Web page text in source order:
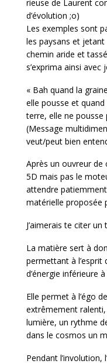
rieuse de Laurent
d’évolution ;o)
Les exemples sont
les paysans et
chemin aride et
s’exprima ainsi avec
« Bah quand la
elle pousse et
terre, elle ne pousse
(Message
veut/peut bien
Après un ouvreur de
5D mais pas le
attendre
matérielle proposée
J’aimerais te citer
La matière sert à
permettant à l’esprit
d’énergie inférieure
Elle permet à l’égo
extrêmement
lumière, un rythme
dans le cosmos un
Pendant l’involution,